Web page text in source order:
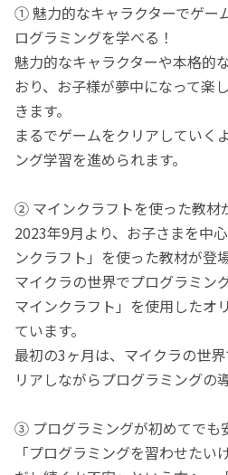
① 魅力的なキャラクターでゲー
ログラミングを学べる！
魅力的なキャラクターや本格的
おり、お子様が夢中になって楽
きます。
まるでゲームをクリアしていく
ング学習を進められます。
② マインクラフトを使った教材
2023年9月より、お子さまを中
ンクラフト」を使った教材が登
マイクラの世界でプログラミン
マインクラフト」を使用したオ
ています。
最初の3ヶ月は、マイクラの世
リアしながらプログラミングの
③ プログラミングが初めてでも
「プログラミングを習わせたい